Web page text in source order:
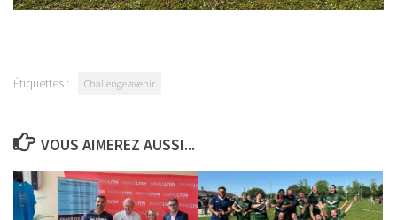
Étiquettes : Challenge avenir
VOUS AIMEREZ AUSSI...